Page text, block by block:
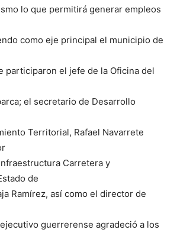
lo que permitirá generar empleos
como eje principal el municipio de
participaron el jefe de la Oficina del
el secretario de Desarrollo
Territorial, Rafael Navarrete
Carretera y
de
Ramírez, así como el director de
guerrerense agradeció a los